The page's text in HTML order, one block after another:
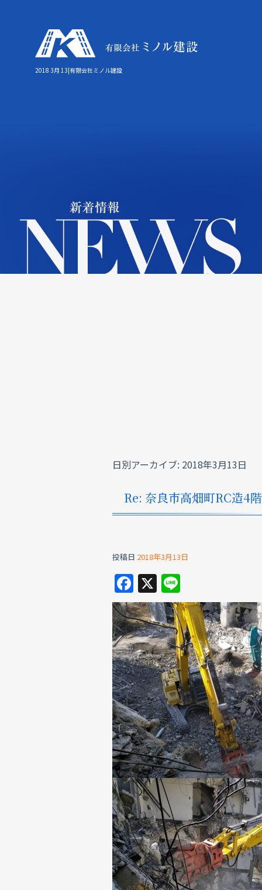
2018 3月 13|有限会社ミノル建設
日別アーカイブ: 2018年3月13日
Re: 奈良市高畑町RC造4
投稿日 2018年3月13日
F
a
c
e
b
o
o
k
X
n
e